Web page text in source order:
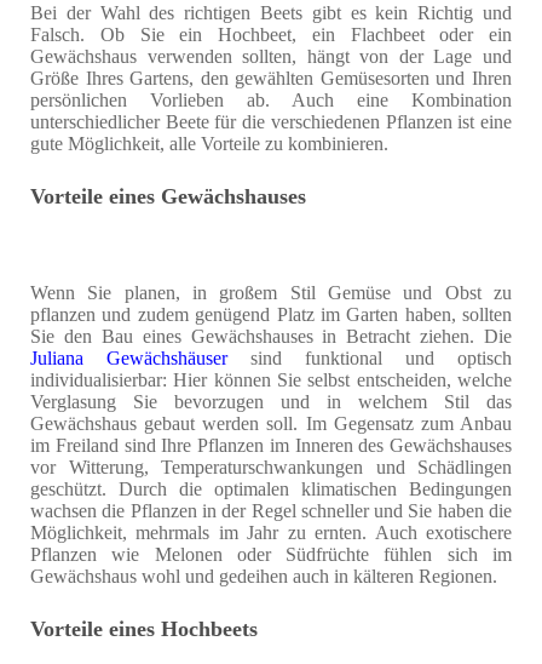
Bei der Wahl des richtigen Beets gibt es kein Richtig und
Falsch. Ob Sie ein Hochbeet, ein Flachbeet oder ein
Gewächshaus verwenden sollten, hängt von der Lage und
Größe Ihres Gartens, den gewählten Gemüsesorten und Ihren
persönlichen Vorlieben ab. Auch eine Kombination
unterschiedlicher Beete für die verschiedenen Pflanzen ist eine
gute Möglichkeit, alle Vorteile zu kombinieren.
Vorteile eines Gewächshauses
Wenn Sie planen, in großem Stil Gemüse und Obst zu
pflanzen und zudem genügend Platz im Garten haben, sollten
Sie den Bau eines Gewächshauses in Betracht ziehen. Die
Juliana Gewächshäusersind funktional und optisch
individualisierbar: Hier können Sie selbst entscheiden, welche
Verglasung Sie bevorzugen und in welchem Stil das
Gewächshaus gebaut werden soll. Im Gegensatz zum Anbau
im Freiland sind Ihre Pflanzen im Inneren des Gewächshauses
vor Witterung, Temperaturschwankungen und Schädlingen
geschützt. Durch die optimalen klimatischen Bedingungen
wachsen die Pflanzen in der Regel schneller und Sie haben die
Möglichkeit, mehrmals im Jahr zu ernten. Auch exotischere
Pflanzen wie Melonen oder Südfrüchte fühlen sich im
Gewächshaus wohl und gedeihen auch in kälteren Regionen.
Vorteile eines Hochbeets